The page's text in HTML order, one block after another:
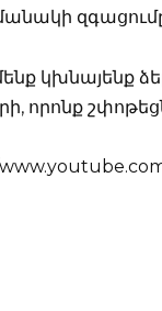
կխնայենք
որոնք